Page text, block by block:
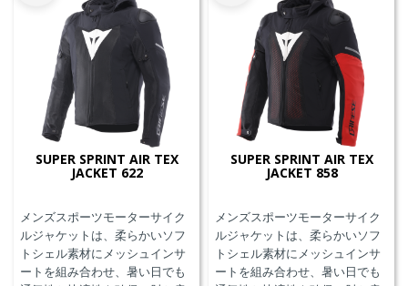
SUPER SPRINT AIR TEX
JACKET 622
メンズスポーツモーターサイク
ルジャケットは、柔らかいソフ
トシェル素材にメッシュインサ
ートを組み合わせ、暑い日でも
SUPER SPRINT AIR TEX
JACKET 858
メンズスポーツモーターサイク
ルジャケットは、柔らかいソフ
トシェル素材にメッシュインサ
ートを組み合わせ、暑い日でも